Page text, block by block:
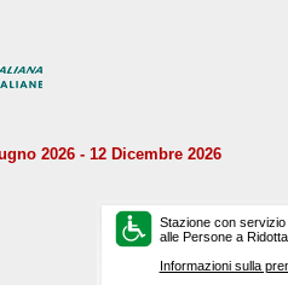
2026 - 12 Dicembre 2026
Stazione con
alle Persone a
Informazioni sulla